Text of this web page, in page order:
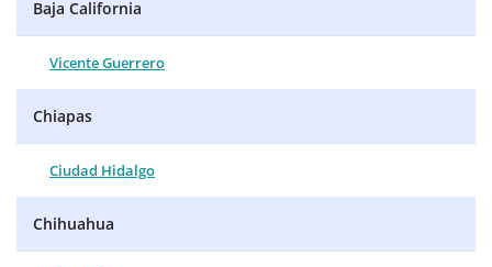
Baja California
Vicente Guerrero
Chiapas
Ciudad Hidalgo
Chihuahua